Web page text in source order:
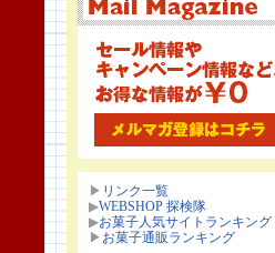
▶ リンク一覧
▶WEBSHOP 探検隊
▶お菓子人気サイトランキング
▶ お菓子通販ランキング